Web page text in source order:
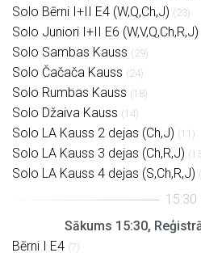
Solo Bērni I+II E4 (W,Q,Ch,J) (23)
Solo Juniori I+II E6 (W,V,Q,Ch,R,J)
Solo Sambas Kauss (29)
Solo Čačača Kauss (24)
Solo Rumbas Kauss (18)
Solo Džaiva Kauss (14)
Solo LA Kauss 2 dejas (Ch,J) (11)
Solo LA Kauss 3 dejas (Ch,R,J)
Solo LA Kauss 4 dejas (S,Ch,R,J)
Sākums 15:30,
Bērni I E4 (7)